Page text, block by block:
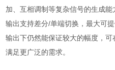
加、互相调制等复杂信号的生成
输出支持差分/单端切换，最大可
输出下仍然能保证较大的幅度，可
满足更广泛的需求。